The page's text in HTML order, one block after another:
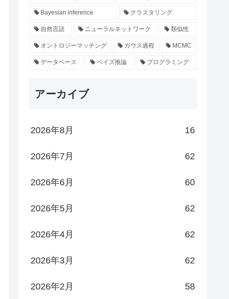
Bayesian inference クラスタリング
自然言語 ニューラルネットワーク 類似性
オントロジーマッチング ガウス過程 MCMC
データベース ベイズ推論 プログラミング
アーカイブ
2026年8月 16
2026年7月 62
2026年6月 60
2026年5月 62
2026年4月 62
2026年3月 62
2026年2月 58